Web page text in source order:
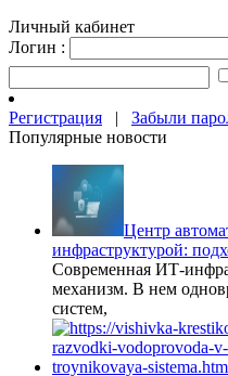
Личный кабинет
Логин :
Регистрация | Забыли
Популярные новости
Центр
инфраструктурой:
Современная ИТ-
механизм. В нем
систем,